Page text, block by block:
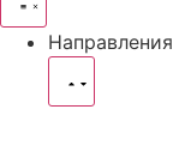
Направления